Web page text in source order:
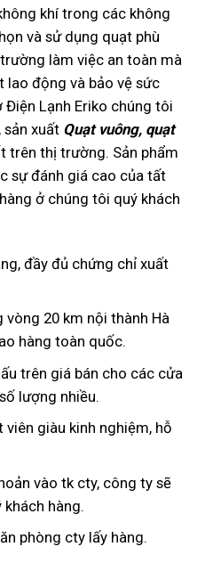
khí trong các không
và sử dụng quạt phù
làm việc an toàn mà
lao động và bảo vệ sức
Điện Lạnh Eriko chúng tôi
sản xuất Quạt vuông, quạt
trên thị trường. Sản phẩm
sự đánh giá cao của tất
ở chúng tôi quý khách
đầy đủ chứng chỉ xuất
vòng 20 km nội thành Hà
hàng toàn quốc.
trên giá bán cho các cửa
lượng nhiều.
giàu kinh nghiệm, hỗ
vào tk cty, công ty sẽ
hàng.
phòng cty lấy hàng.